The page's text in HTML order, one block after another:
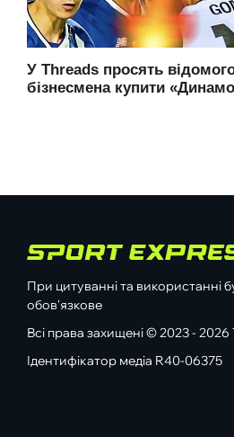
При цитуванні та використанні
обов'язкове
Всі права захищені © 2023 -
Ідентифікатор медіа R40-06375